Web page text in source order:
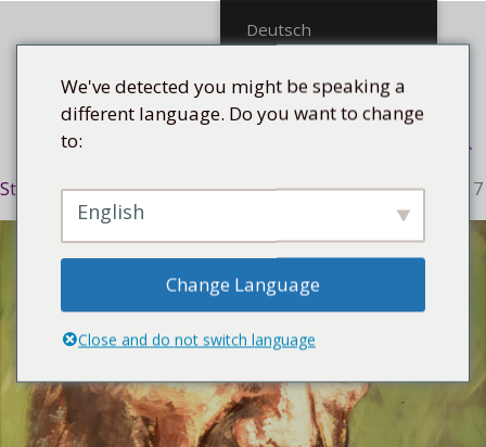
Menü
Startseite/Stilrichtung/Expressiv/ Fidel con puro, 2017
Deutsch
We've detected you might be speaking a
different language. Do you want to change
to:
English
Change Language
Close and do not switch language